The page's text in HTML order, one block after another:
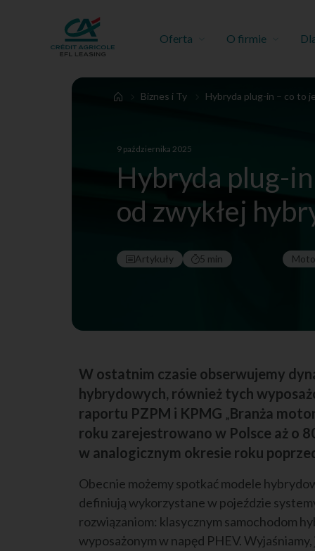
Oferta O firmie
Biznes i Ty Hybryda plug-in – co to
9 października 2025
Hybryda plug-
od zwykłej
Artykuły 5 min
W ostatnim czasie obserwujemy
hybrydowych, również tych
raportu PZPM i KPMG „Branża
roku zarejestrowano w Polsce aż o
w analogicznym okresie roku
Obecnie możemy spotkać modele
definiują wykorzystane w pojeździe
rozwiązaniom: klasycznym samochodom
wyposażonym w napęd PHEV.